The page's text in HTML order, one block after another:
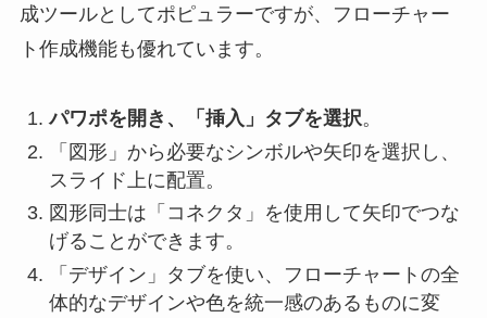
成ツールとしてポピュラーですが、フローチャー
ト作成機能も優れています。
パワポを開き、「挿入」タブを選択。
「図形」から必要なシンボルや矢印を選択し、
スライド上に配置。
図形同士は「コネクタ」を使用して矢印でつな
げることができます。
「デザイン」タブを使い、フローチャートの全
体的なデザインや色を統一感のあるものに変